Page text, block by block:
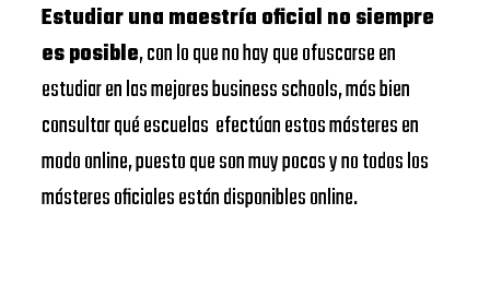
Estudiar una maestría oficial no siempre
es posible, con lo que no hay que ofuscarse en
estudiar en las mejores business schools, más bien
consultar qué escuelas efectúan estos másteres en
modo online, puesto que son muy pocas y no todos los
másteres oficiales están disponibles online.